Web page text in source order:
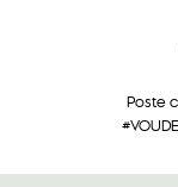
Poste